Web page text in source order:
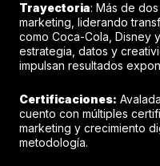
Trayectoria: Más de
marketing, liderando
como Coca-Cola, Disney
estrategia, datos y
impulsan resultados
Certificaciones:
cuento con múltiples
marketing y crecimiento
metodología.